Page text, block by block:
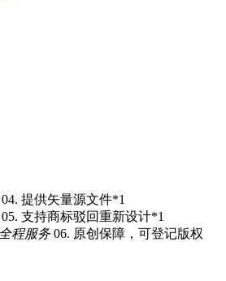
04. 提供矢量源文件*1
05. 支持商标驳回重新设计*1
程服务 06. 原创保障，可登记版权